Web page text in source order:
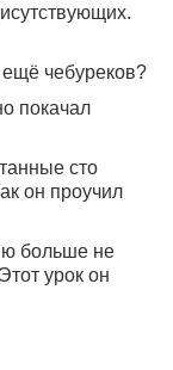
чебуреков?
покачал
сто
он проучил
больше не
урок он